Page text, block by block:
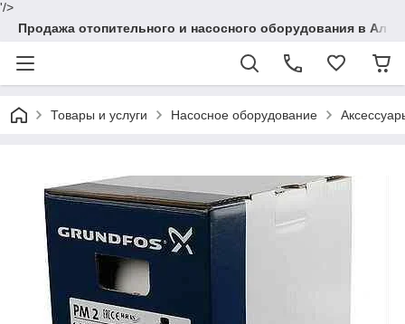
'/>
Продажа отопительного и насосного оборудования в
Товары и услуги Насосное оборудование